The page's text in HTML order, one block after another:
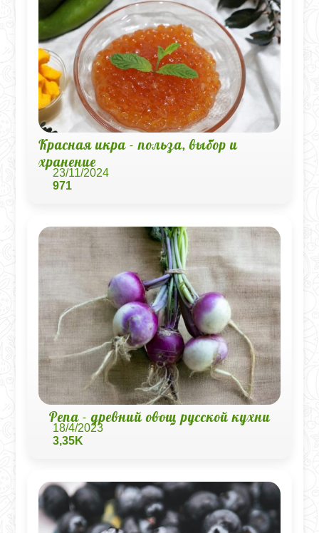
Красная икра - польза, выбор и
хранение
23/11/2024
971
Репа - древний овощ русской кухни
18/4/2023
3,35K